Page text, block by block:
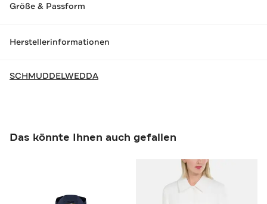
Größe & Passform
Herstellerinformationen
SCHMUDDELWEDDA
Das könnte Ihnen auch gefallen